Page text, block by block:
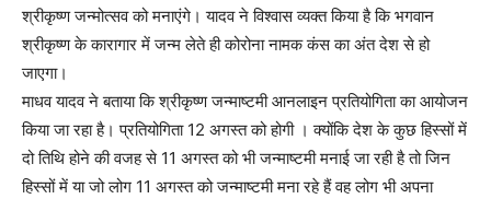
श्रीकृष्ण जन्मोत्सव को मनाएंगे। यादव ने विश्वास व्यक्त किया है कि भगवान
श्रीकृष्ण के कारागार में जन्म लेते ही कोरोना नामक कंस का अंत देश से हो
जाएगा।
माधव यादव ने बताया कि श्रीकृष्ण जन्माष्टमी आनलाइन प्रतियोगिता का आयोजन
किया जा रहा है। प्रतियोगिता 12 अगस्त को होगी । क्योंकि देश के कुछ हिस्सों में
दो तिथि होने की वजह से 11 अगस्त को भी जन्माष्टमी मनाई जा रही है तो जिन
हिस्सों में या जो लोग 11 अगस्त को जन्माष्टमी मना रहे हैं वह लोग भी अपना